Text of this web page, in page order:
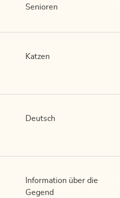
Senioren
Katzen
Deutsch
Information über die
Gegend